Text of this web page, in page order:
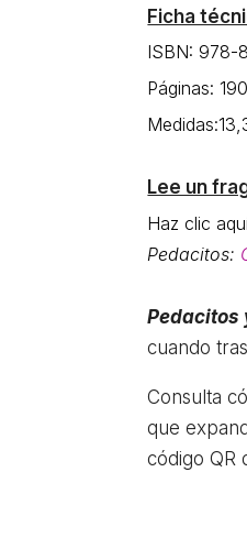
Ficha
ISBN: 978-
Páginas: 190
Lee un
Haz clic
Pedacitos:
Pedacitos
cuando
Consulta
que
código QR